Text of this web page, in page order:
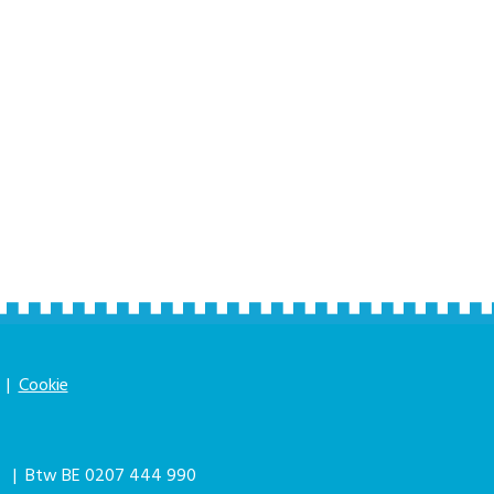
|Cookie
| Btw BE 0207 444 990